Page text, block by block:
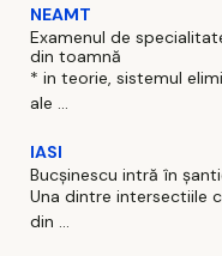
NEAMT
Examenul de
din toamnă
* in teorie, sistemul
ale ...
IASI
Bucșinescu intră în
Una dintre intersectiile
din ...